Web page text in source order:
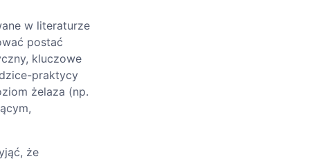
w literaturze
postać
kluczowe
praktycy
żelaza (np.
że